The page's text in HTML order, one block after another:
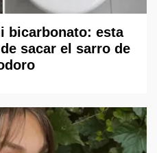
bicarbonato: esta
sacar el sarro de